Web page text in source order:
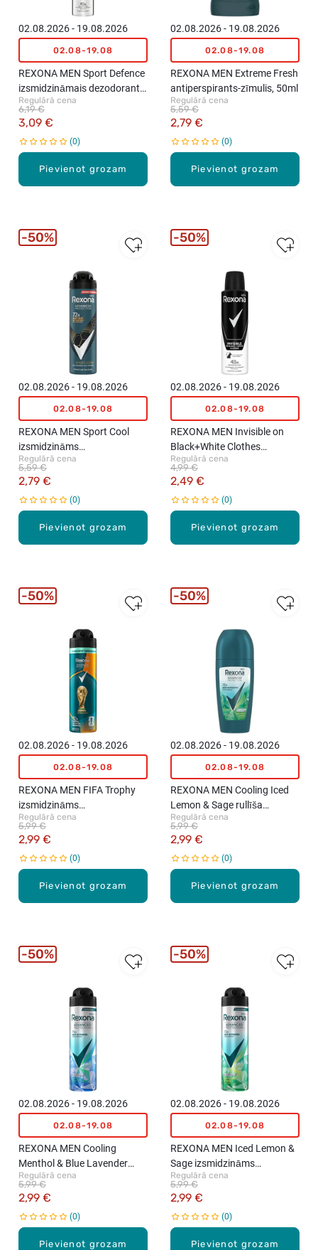
Pievienot grozam
02.08.2026 - 19.08.2026
02.08-19.08
REXONA MEN Sport Defence
izsmidzināmais dezodorants,
200ml
Regulārā cena
3,09 €
6,19 €
0
Pievienot grozam
02.08.2026 - 19.08.2026
02.08-19.08
REXONA MEN Extreme Fresh
antiperspirants-zīmulis, 50ml
Regulārā cena
2,79 €
5,59 €
0
Pievienot grozam
02.08.2026 - 19.08.2026
02.08-19.08
REXONA MEN Sport Cool
izsmidzināms
antiperspirants, 150ml
Regulārā cena
2,79 €
5,59 €
0
50%
Pievienot grozam
02.08.2026 - 19.08.2026
02.08-19.08
REXONA MEN Invisible on
Black+White Clothes
izsmidzināms
antiperspirants, 150ml
Regulārā cena
2,49 €
4,99 €
0
50%
Pievienot grozam
02.08.2026 - 19.08.2026
02.08-19.08
REXONA MEN FIFA Trophy
izsmidzināms
antiperspirants, 150ml
Regulārā cena
2,99 €
5,99 €
0
50%
Pievienot grozam
02.08.2026 - 19.08.2026
02.08-19.08
REXONA MEN Cooling Iced
Lemon & Sage rullīša
antiperspirants, 50ml
Regulārā cena
2,99 €
5,99 €
0
50%
Pievienot grozam
02.08.2026 - 19.08.2026
02.08-19.08
REXONA MEN Cooling
Menthol & Blue Lavender
izsmidzināms
antiperspirants, 150ml
Regulārā cena
2,99 €
5,99 €
0
50%
Pievienot grozam
02.08.2026 - 19.08.2026
02.08-19.08
REXONA MEN Iced Lemon &
Sage izsmidzināms
antiperspirants, 150ml
Regulārā cena
2,99 €
5,99 €
0
50%